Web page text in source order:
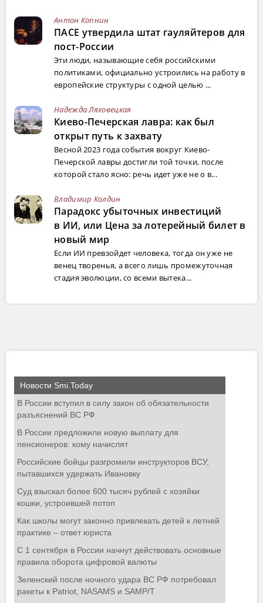
Антон Копнин
ПАСЕ утвердила штат гауляйтеров для
пост-России
Эти люди, называющие себя российскими
политиками, официально устроились на работу в
европейские структуры с одной целью ...
Надежда Ляховецкая
Киево-Печерская лавра: как был
открыт путь к захвату
Весной 2023 года события вокруг Киево-
Печерской лавры достигли той точки, после
которой стало ясно: речь идет уже не о в...
Владимир Колдин
Парадокс убыточных инвестиций
в ИИ, или Цена за лотерейный билет в
новый мир
Если ИИ превзойдет человека, тогда он уже не
венец творенья, а всего лишь промежуточная
стадия эволюции, со всеми вытека...